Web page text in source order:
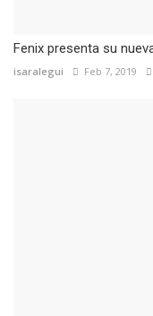
Fenix presenta su
isaralegui Feb 7, 2019